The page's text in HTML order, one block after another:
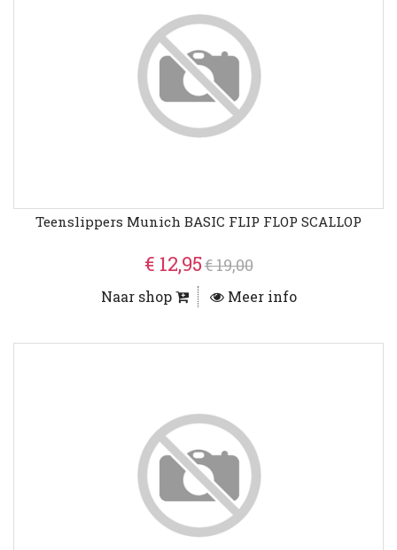
Teenslippers Munich BASIC FLIP FLOP SCALLOP
€ 12,95€ 19,00
Naar shop Meer info